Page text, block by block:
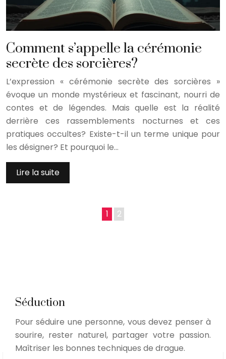
Comment s’appelle la cérémonie
secrète des sorcières?
L’expression « cérémonie secrète des sorcières »
évoque un monde mystérieux et fascinant, nourri de
contes et de légendes. Mais quelle est la réalité
derrière ces rassemblements nocturnes et ces
pratiques occultes? Existe-t-il un terme unique pour
les désigner? Et pourquoi le…
Lire la suite
1 2
Séduction
Pour séduire une personne, vous devez penser à
sourire, rester naturel, partager votre passion.
Maîtriser les bonnes techniques de drague.